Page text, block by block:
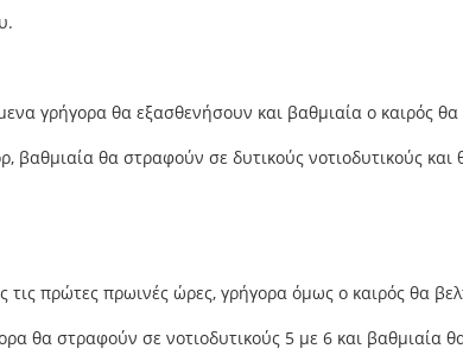
γρήγορα θα εξασθενήσουν και βαθμιαία ο καιρός
βαθμιαία θα στραφούν σε δυτικούς νοτιοδυτικούς
πρώτες πρωινές ώρες, γρήγορα όμως ο καιρός θα
θα στραφούν σε νοτιοδυτικούς 5 με 6 και βαθμιαία